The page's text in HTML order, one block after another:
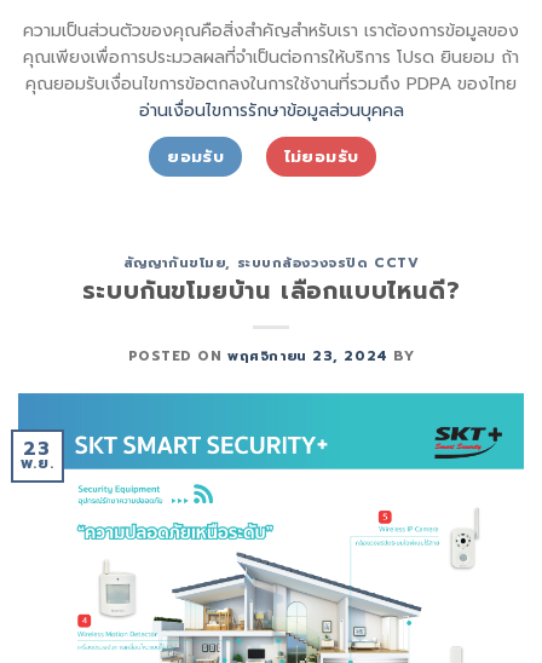
sql_sktsecurity_
ความเป็นส่วนตัวของคุณคือสิ่งสำคัญสำหรับเรา เราต้องการข้อมูลของ
คุณเพียงเพื่อการประมวลผลที่จำเป็นต่อการให้บริการ โปรด ยินยอม ถ้า
คุณยอมรับเงื่อนไขการข้อตกลงในการใช้งานที่รวมถึง PDPA ของไทย
อ่านเงื่อนไขการรักษาข้อมูลส่วนบุคคล
ยอมรับ
ไม่ยอมรับ
to
content
SECURITY SHIN KONG (THAI) INTERNATIONAL CO.,LTD.
สัญญากันขโมย, ระบบกล้องวงจรปิด CCTV
ระบบกันขโมยบ้าน เลือกแบบไหนดี?
POSTED ONพฤศจิกายน 23, 2024 BY
23
พ.ย.